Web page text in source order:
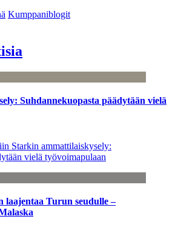
Kumppaniblogit
Suhdannekuopasta päädytään vielä
Starkin ammattilaiskysely:
vielä työvoimapulaan
laajentaa Turun seudulle –